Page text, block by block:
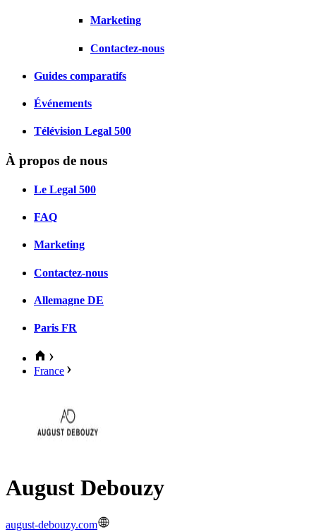
Marketing
Contactez-nous
Guides comparatifs
Événements
Télévision Legal 500
À propos de nous
Le Legal 500
FAQ
Marketing
Contactez-nous
Allemagne DE
Paris FR
France
August Debouzy
august-debouzy.com